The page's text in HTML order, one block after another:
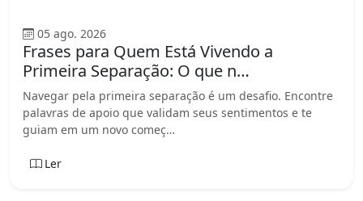
05 ago. 2026
Frases para Quem Está Vivendo a
Primeira Separação: O que n…
Navegar pela primeira separação é um desafio. Encontre
palavras de apoio que validam seus sentimentos e te
guiam em um novo começ…
Ler